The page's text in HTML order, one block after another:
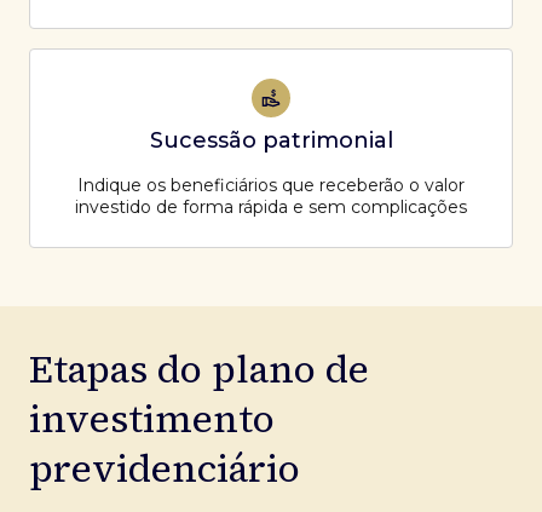
Sucessão patrimonial
Indique os beneficiários que receberão o valor
investido de forma rápida e sem complicações
Etapas do plano de
investimento
previdenciário